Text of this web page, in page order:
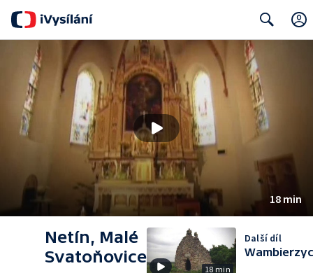
Search
18 min
Netín, Malé
Svatoňovice
18 min
Další díl